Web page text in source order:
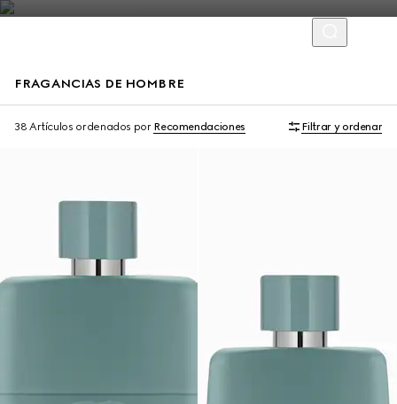
FRAGANCIAS DE HOMBRE
38 Artículos ordenados por Recomendaciones Filtrar y ordenar
Limited Edition Exclusivo En Línea